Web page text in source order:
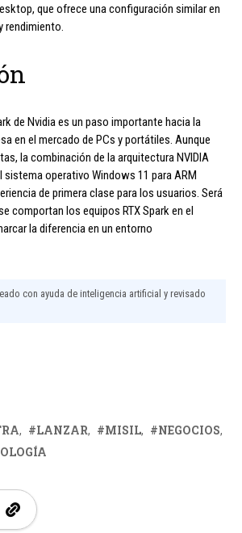
que ofrece una configuración similar en
rendimiento.
de Nvidia es un paso importante hacia la
en el mercado de PCs y portátiles. Aunque
la combinación de la arquitectura NVIDIA
sistema operativo Windows 11 para ARM
de primera clase para los usuarios. Será
comportan los equipos RTX Spark en el
la diferencia en un entorno
con ayuda de inteligencia artificial y revisado
LANZAR MISIL
NEGOCIOS